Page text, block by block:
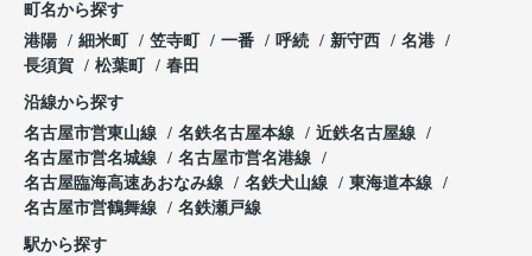
町名から探す
港陽
細米町 笠寺町 一番 呼続 新守西
名港
長須賀
松葉町 春田
沿線から探す
名古屋市営東山線
名鉄名古屋本線
近鉄名古屋線
名古屋市営名城線
名古屋市営名港線
名古屋臨海高速あおなみ線
名鉄犬山線
東海道本線
名古屋市営鶴舞線
名鉄瀬戸線
駅から探す